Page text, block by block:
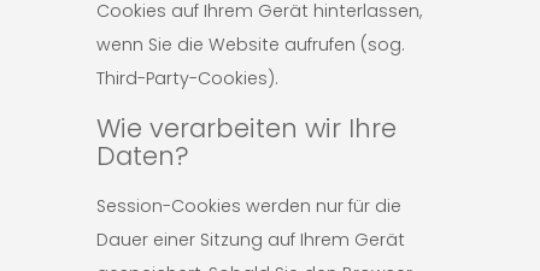
Cookies auf Ihrem Gerät hinterlassen,
wenn Sie die Website aufrufen (sog.
Third-Party-Cookies).
Wie verarbeiten wir Ihre
Daten?
Session-Cookies werden nur für die
Dauer einer Sitzung auf Ihrem Gerät